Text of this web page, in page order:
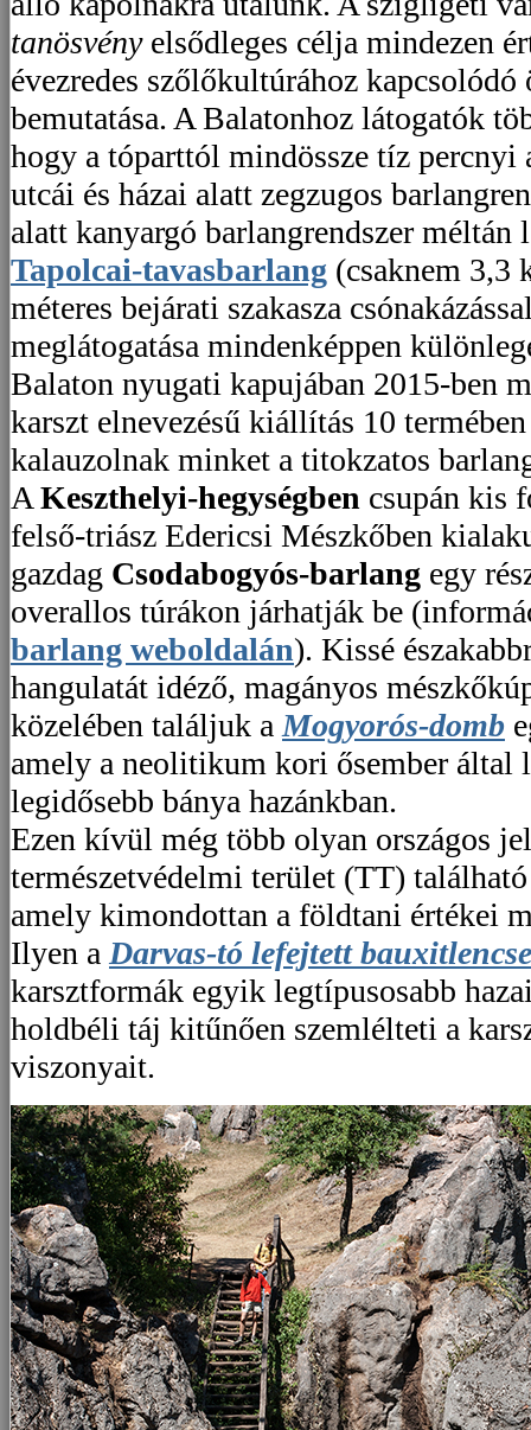
tanösvényelsődleges célja mindezen
évezredes szőlőkultúrához
bemutatása. A Balatonhoz látogatók
hogy a tóparttól mindössze tíz percnyi
utcái és házai alatt zegzugos
alatt kanyargó barlangrendszer méltán
Tapolcai-tavasbarlang (csaknem 3,3
méteres bejárati szakasza
meglátogatása mindenképpen
Balaton nyugati kapujában 2015-ben
karszt elnevezésű kiállítás 10
kalauzolnak minket a titokzatos
A Keszthelyi-hegységben csupán kis
felső-triász Edericsi Mészkőben
gazdag Csodabogyós-barlang egy
overallos túrákon járhatják be
barlang weboldalán). Kissé
hangulatát idéző, magányos
közelében találjuk a Mogyorós-domb
amely a neolitikum kori ősember által
legidősebb bánya hazánkban.
Ezen kívül még több olyan országos
természetvédelmi terület (TT)
amely kimondottan a földtani értékei
Ilyen a Darvas-tó lefejtett
karsztformák egyik legtípusosabb
holdbéli táj kitűnően szemlélteti a
viszonyait.